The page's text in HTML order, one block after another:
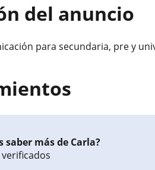
del anuncio
para secundaria, pre y
saber más de Carla?